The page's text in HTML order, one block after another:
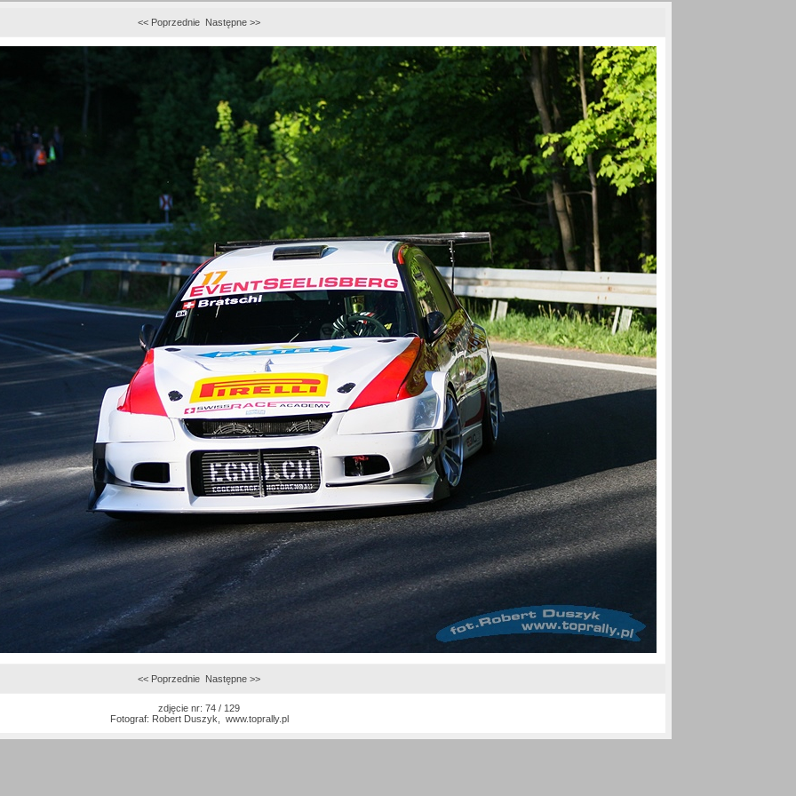
<< Poprzednie Następne >>
<< Poprzednie Następne >>
zdjęcie nr: 74 / 129
Fotograf: Robert Duszyk www.toprally.pl